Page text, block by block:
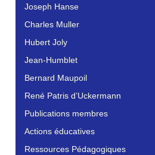
Joseph Hanse
Charles Muller
Hubert Joly
Jean-Humblet
Bernard Maupoil
René Patris d’Uckermann
Publications membres
Actions éducatives
Ressources Pédagogiques